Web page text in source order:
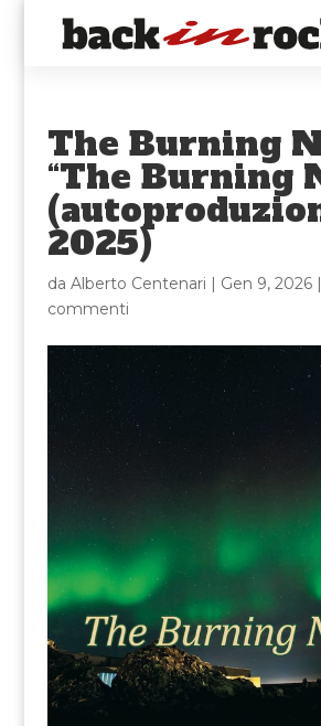
The Burning
“The Burning
2025)
da Alberto Centenari | Gen 9, 2026|
commenti